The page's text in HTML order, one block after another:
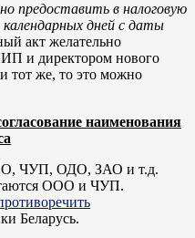
предоставить в налоговую
календарных дней с даты
акт желательно
и директором нового
тот же, то это можно
наименования
ЧУП, ОДО, ЗАО и т.д.
ООО и ЧУП.
Беларусь.